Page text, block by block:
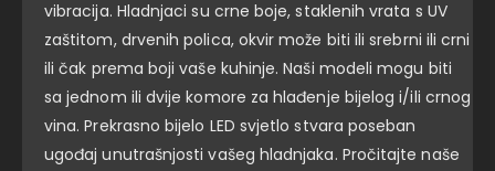
vibracija. Hladnjaci su crne boje, staklenih vrata s UV
zaštitom, drvenih polica, okvir može biti ili srebrni ili crni
ili čak prema boji vaše kuhinje. Naši modeli mogu biti
sa jednom ili dvije komore za hlađenje bijelog i/ili crnog
vina. Prekrasno bijelo LED svjetlo stvara poseban
ugođaj unutrašnjosti vašeg hladnjaka. Pročitajte naše